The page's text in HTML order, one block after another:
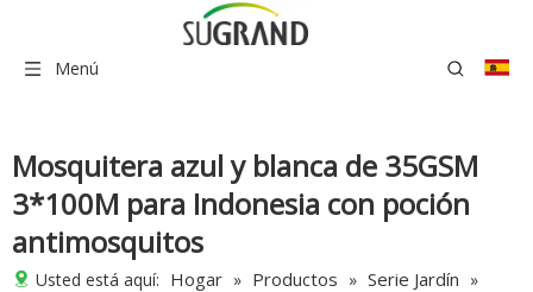
Menú
Mosquitera azul y blanca de 35GSM
3*100M para Indonesia con poción
antimosquitos
Usted está aquí: Hogar » Productos » Serie Jardín »